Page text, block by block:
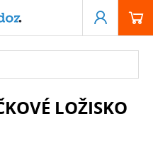
LOŽISKO